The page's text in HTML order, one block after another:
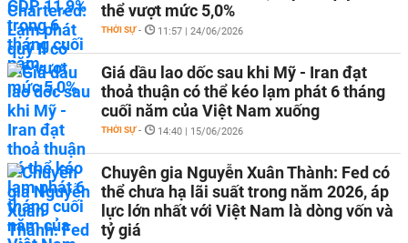
thể vượt mức 5,0%
THỜI SỰ - 11:57 | 24/06/2026
Giá dầu lao dốc sau khi Mỹ - Iran đạt
thoả thuận có thể kéo lạm phát 6 tháng
cuối năm của Việt Nam xuống
THỜI SỰ - 14:40 | 15/06/2026
Chuyên gia Nguyễn Xuân Thành: Fed có
thể chưa hạ lãi suất trong năm 2026, áp
lực lớn nhất với Việt Nam là dòng vốn và
tỷ giá